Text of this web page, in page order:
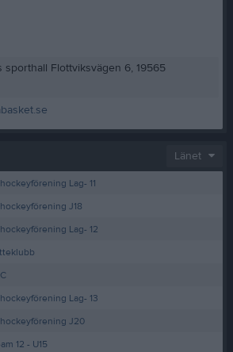
sporthall Flottviksvägen 6, 19565
Länet
Lag- 11
J18
Lag- 12
Lag- 13
J20
12 - U15